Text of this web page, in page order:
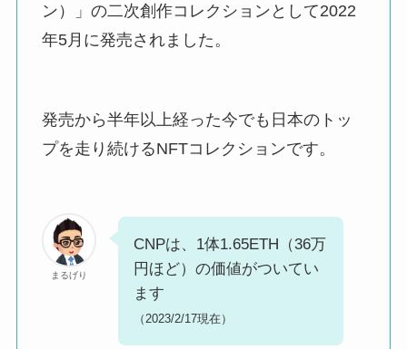
ン）」の二次創作コレクションとして2022
年5月に発売されました。
発売から半年以上経った今でも日本のトッ
プを走り続けるNFTコレクションです。
まるげり
CNPは、1体1.65ETH（36万
円ほど）の価値がついてい
ます
（2023/2/17現在）